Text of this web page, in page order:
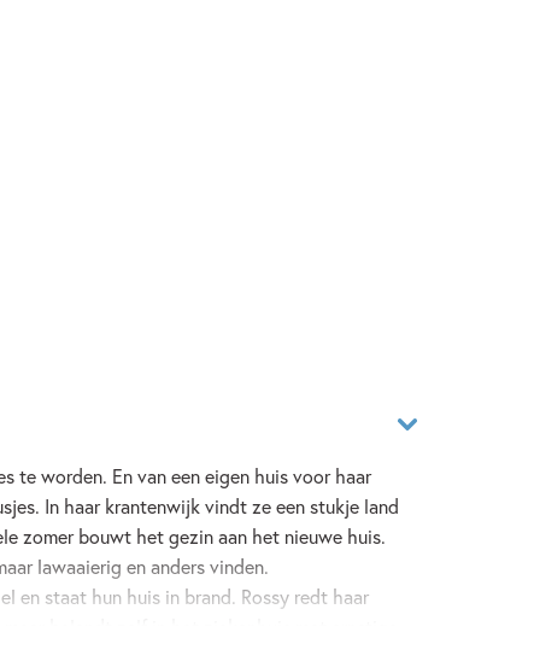
te worden. En van een eigen huis voor haar
In haar krantenwijk vindt ze een stukje land
zomer bouwt het gezin aan het nieuwe huis.
lawaaierig en anders vinden.
en staat hun huis in brand. Rossy redt haar